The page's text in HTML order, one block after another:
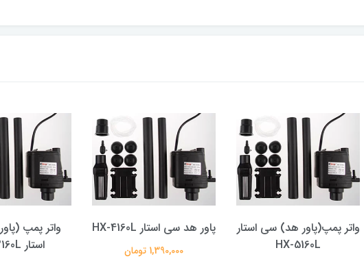
واتر پمپ(پاور هد) سی استار
HX-5160L
پاور هد سی استار HX-4160L
1,390,000 تومان
واتر پمپ
استار HX-3160L